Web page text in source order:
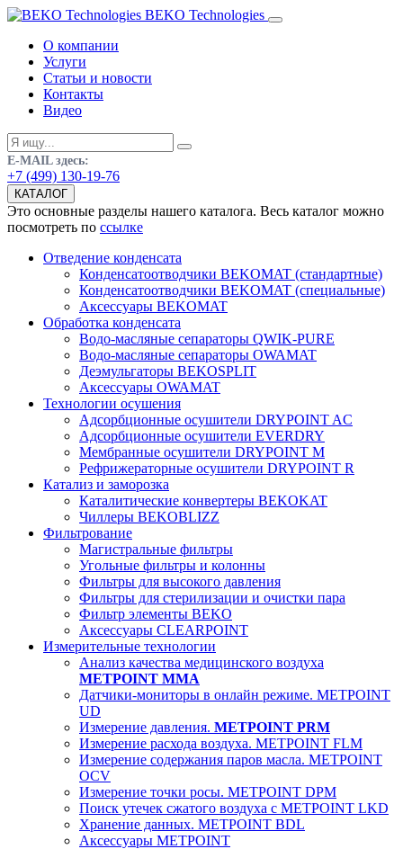
BEKO Technologies
О компании
Услуги
Статьи и новости
Контакты
Видео
E-MAIL здесь:
+7 (499) 130-19-76
КАТАЛОГ
Это основные разделы нашего каталога. Весь каталог можно
посмотреть по ссылке
Отведение конденсата
Конденсатоотводчики BEKOMAT (стандартные)
Конденсатоотводчики BEKOMAT (специальные)
Аксессуары BEKOMAT
Обработка конденсата
Водо-масляные сепараторы QWIK-PURE
Водо-масляные сепараторы OWAMAT
Деэмульгаторы BEKOSPLIT
Аксессуары OWAMAT
Технологии осушения
Адсорбционные осушители DRYPOINT AC
Адсорбционные осушители EVERDRY
Мембранные осушители DRYPOINT M
Рефрижераторные осушители DRYPOINT R
Катализ и заморозка
Каталитические конвертеры BEKOKAT
Чиллеры BEKOBLIZZ
Фильтрование
Магистральные фильтры
Угольные фильтры и колонны
Фильтры для высокого давления
Фильтры для стерилизации и очистки пара
Фильтр элементы BEKO
Аксессуары CLEARPOINT
Измерительные технологии
Анализ качества медицинского воздуха
METPOINT MMA
Датчики-мониторы в онлайн режиме. METPOINT
UD
Измерение давления. METPOINT PRM
Измерение расхода воздуха. METPOINT FLM
Измерение содержания паров масла. METPOINT
OCV
Измерение точки росы. METPOINT DPM
Поиск утечек сжатого воздуха с METPOINT LKD
Хранение данных. METPOINT BDL
Аксессуары METPOINT